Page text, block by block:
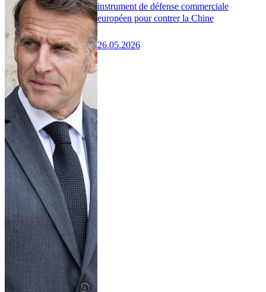
instrument de défense commerciale
européen pour contrer la Chine
26.05.2026